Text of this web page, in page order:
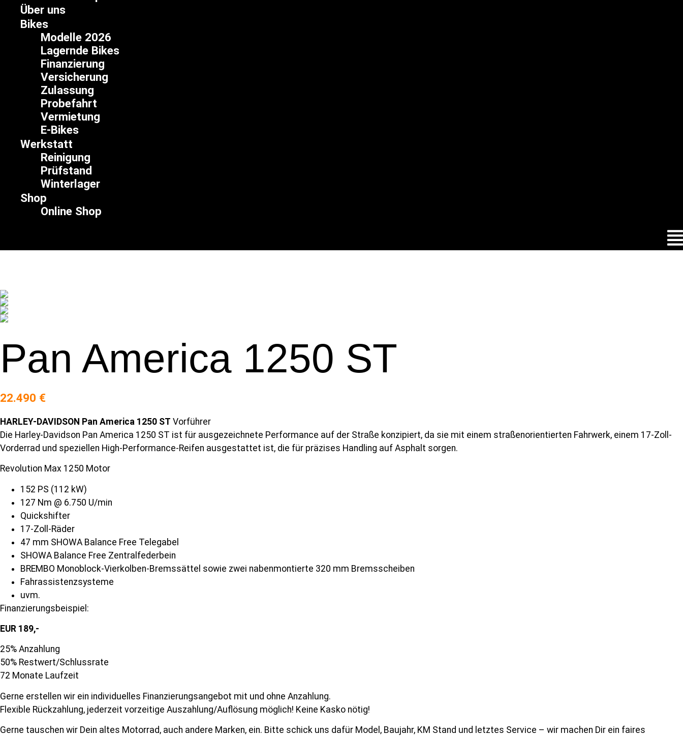
Inhalt
springen
Über uns
Bikes
Modelle 2026
Lagernde Bikes
Finanzierung
Versicherung
Zulassung
Probefahrt
Vermietung
E-Bikes
Werkstatt
Reinigung
Prüfstand
Winterlager
Shop
Online Shop
Pan America 1250 ST
22.490 €
HARLEY-DAVIDSON Pan America 1250 ST Vorführer
Die Harley-Davidson Pan America 1250 ST ist für ausgezeichnete Performance auf der Straße konzipiert, da sie mit einem straßenorientierten Fahrwerk, einem 17-Zoll-
Vorderrad und speziellen High-Performance-Reifen ausgestattet ist, die für präzises Handling auf Asphalt sorgen.
Revolution Max 1250 Motor
152 PS (112 kW)
127 Nm @ 6.750 U/min
Quickshifter
17-Zoll-Räder
47 mm SHOWA Balance Free Telegabel
SHOWA Balance Free Zentralfederbein
BREMBO Monoblock-Vierkolben-Bremssättel sowie zwei nabenmontierte 320 mm Bremsscheiben
Fahrassistenzsysteme
uvm.
Finanzierungsbeispiel:
EUR 189,-
25% Anzahlung
50% Restwert/Schlussrate
72 Monate Laufzeit
Gerne erstellen wir ein individuelles Finanzierungsangebot mit und ohne Anzahlung.
Flexible Rückzahlung, jederzeit vorzeitige Auszahlung/Auflösung möglich! Keine Kasko nötig!
Gerne tauschen wir Dein altes Motorrad, auch andere Marken, ein. Bitte schick uns dafür Model, Baujahr, KM Stand und letztes Service – wir machen Dir ein faires